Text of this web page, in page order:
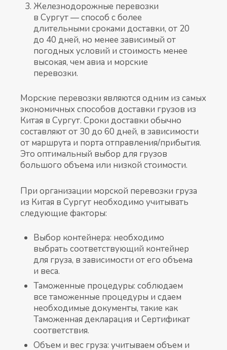
Железнодорожные перевозки
в Сургут — способ с более
длительными сроками доставки, от 20
до 40 дней, но менее зависимый от
погодных условий и стоимость менее
высокая, чем авиа и морские
перевозки.
Морские перевозки являются одним из самых
экономичных способов доставки грузов из
Китая в Сургут. Сроки доставки обычно
составляют от 30 до 60 дней, в зависимости
от маршрута и порта отправления/прибытия.
Это оптимальный выбор для грузов
большого объема или низкой стоимости.
При организации морской перевозки груза
из Китая в Сургут необходимо учитывать
следующие факторы:
Выбор контейнера: необходимо
выбрать соответствующий контейнер
для груза, в зависимости от его объема
и веса.
Таможенные процедуры: соблюдаем
все таможенные процедуры и сдаем
необходимые документы, такие как
Таможенная декларация и Сертификат
соответствия.
Объем и вес груза: учитываем объем и